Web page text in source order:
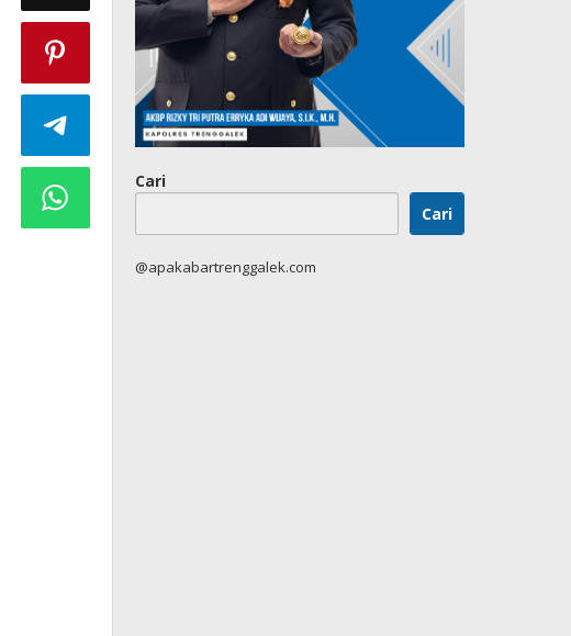
Cari
Cari
@apakabartrenggalek.com